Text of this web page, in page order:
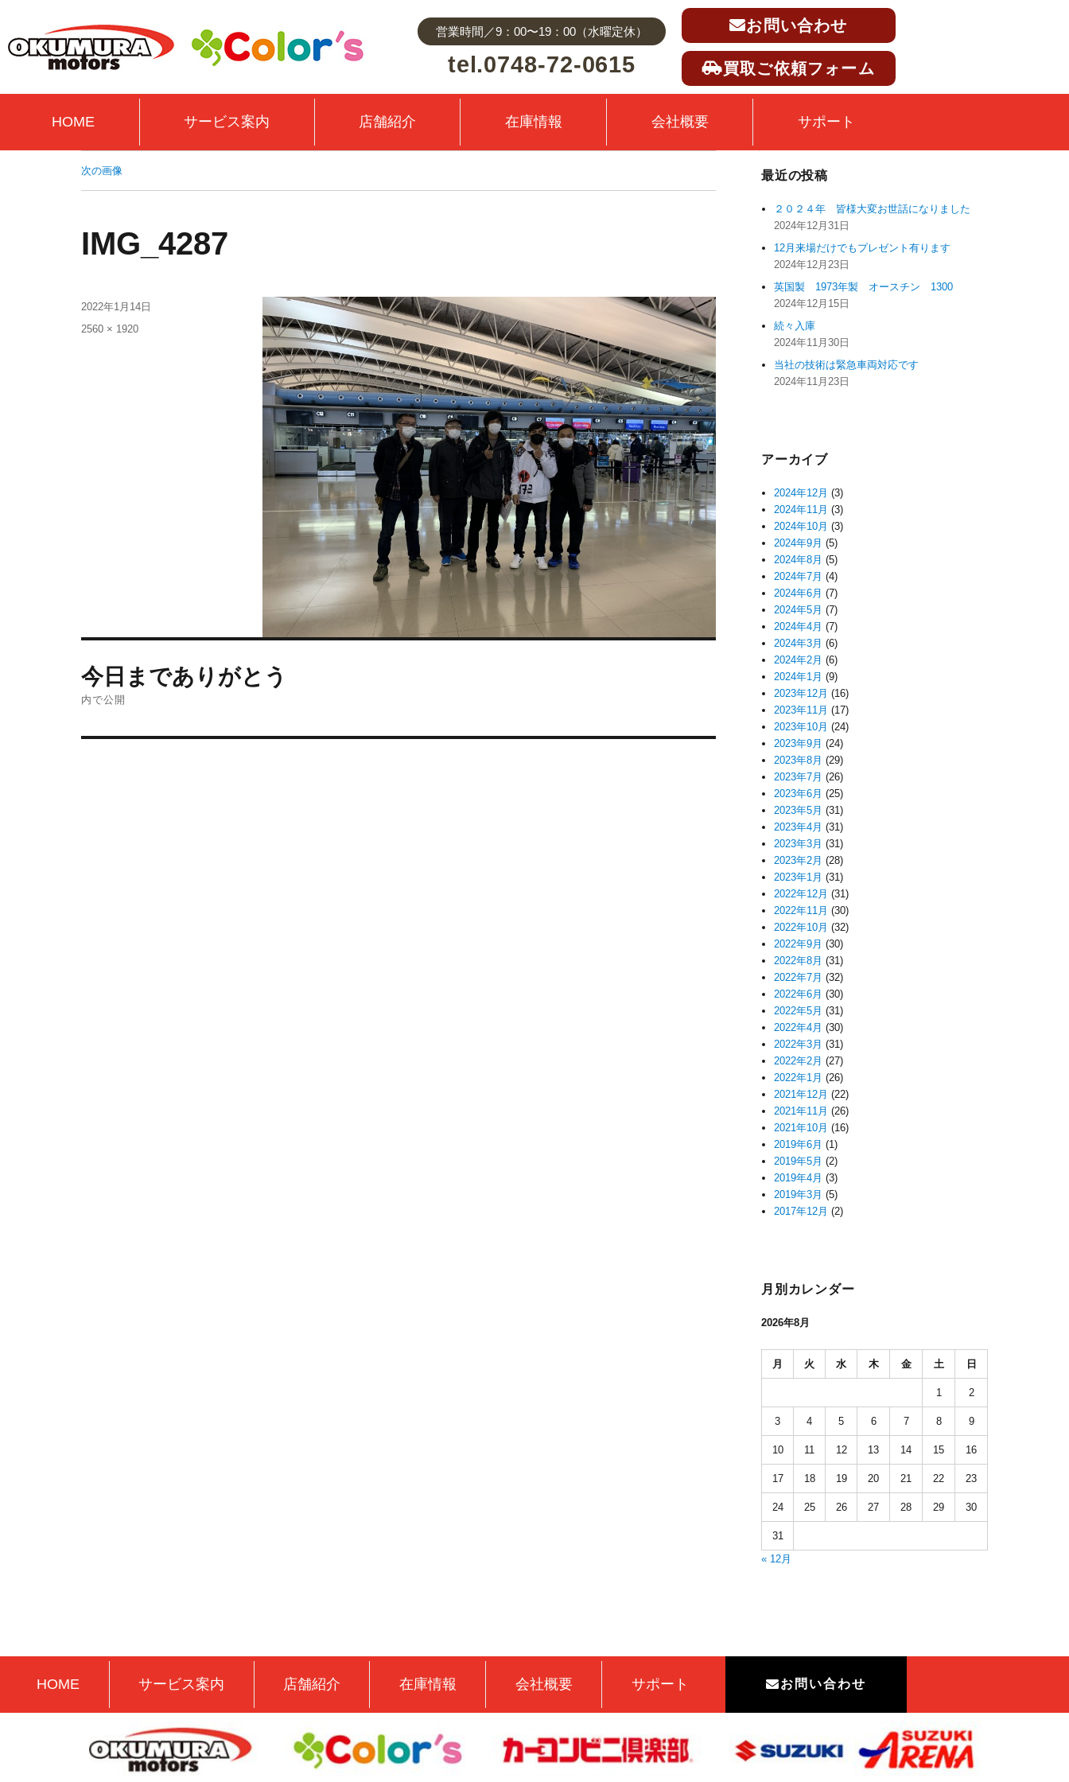
営業時間／9：00〜19：00（水曜定休）
tel.0748-72-0615
お問い合わせ
買取ご依頼フォーム
HOME サービス案内 店舗紹介 在庫情報 会社概要 サポート
次の画像
IMG_4287
2022年1月14日
2560 × 1920
今日までありがとう
内で公開
最近の投稿
２０２４年 皆様大変お世話になりました
2024年12月31日
12月来場だけでもプレゼント有ります
2024年12月23日
英国製 1973年製 オースチン 1300
2024年12月15日
続々入庫
2024年11月30日
当社の技術は緊急車両対応です
2024年11月23日
アーカイブ
2024年12月 (3)
2024年11月 (3)
2024年10月 (3)
2024年9月 (5)
2024年8月 (5)
2024年7月 (4)
2024年6月 (7)
2024年5月 (7)
2024年4月 (7)
2024年3月 (6)
2024年2月 (6)
2024年1月 (9)
2023年12月 (16)
2023年11月 (17)
2023年10月 (24)
2023年9月 (24)
2023年8月 (29)
2023年7月 (26)
2023年6月 (25)
2023年5月 (31)
2023年4月 (31)
2023年3月 (31)
2023年2月 (28)
2023年1月 (31)
2022年12月 (31)
2022年11月 (30)
2022年10月 (32)
2022年9月 (30)
2022年8月 (31)
2022年7月 (32)
2022年6月 (30)
2022年5月 (31)
2022年4月 (30)
2022年3月 (31)
2022年2月 (27)
2022年1月 (26)
2021年12月 (22)
2021年11月 (26)
2021年10月 (16)
2019年6月 (1)
2019年5月 (2)
2019年4月 (3)
2019年3月 (5)
2017年12月 (2)
月別カレンダー
2026年8月
月 火 水 木 金 土 日
1 2
3 4 5 6 7 8 9
10 11 12 13 14 15 16
17 18 19 20 21 22 23
24 25 26 27 28 29 30
31
« 12月
HOME サービス案内 店舗紹介 在庫情報 会社概要 サポート お問い合わせ